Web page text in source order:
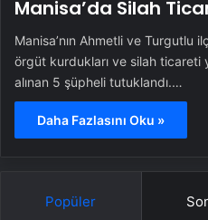
Manisa’da Silah
Manisa’nın Ahmetli ve Turgutlu
örgüt kurdukları ve silah ticareti
alınan 5 şüpheli tutuklandı.…
Daha Fazlasını Oku »
Popüler